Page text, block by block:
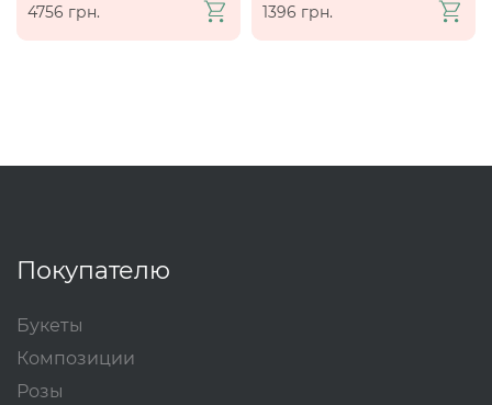
4756 грн.
1396 грн.
Покупателю
Букеты
Композиции
Розы